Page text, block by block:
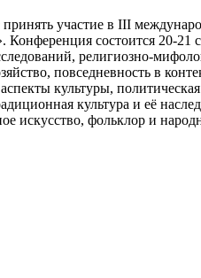
участие в III
состоится 20-
религиозно-
повседневность в
культуры,
культура и её
искусство, фольклор и